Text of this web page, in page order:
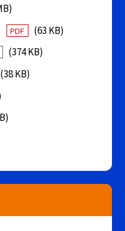
PDF
(63 KB)
(374 KB)
(38 KB)